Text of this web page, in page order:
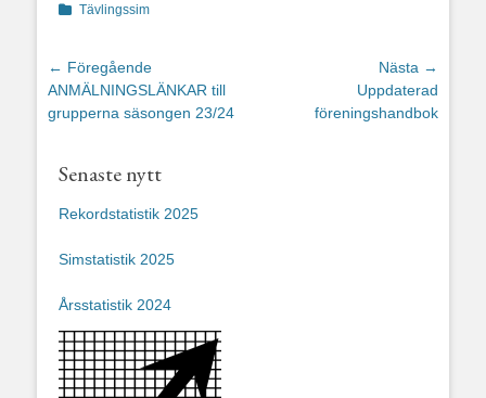
Kategorier
Tävlingssim
Inläggsnavigering
← Föregående
Föregående
inlägg:
ANMÄLNINGSLÄNKAR till
grupperna säsongen 23/24
Nästa →
Uppdaterad
föreningshandbok
Senaste nytt
Rekordstatistik 2025
Simstatistik 2025
Årsstatistik 2024